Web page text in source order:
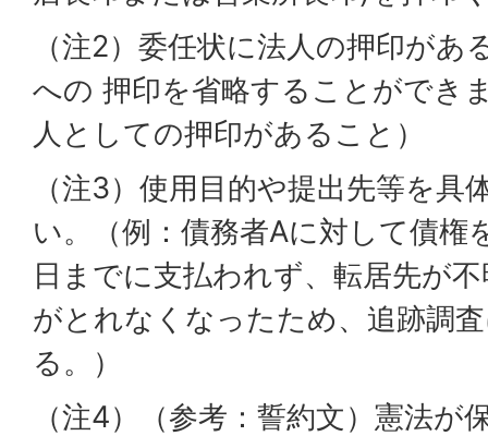
（注2）委任状に法人の押印があ
への 押印を省略することができ
人としての押印があること）
（注3）使用目的や提出先等を具
い。（例：債務者Aに対して債権
日までに支払われず、転居先が
がとれなくなったため、追跡調
る。）
（注4）（参考：誓約文）憲法が